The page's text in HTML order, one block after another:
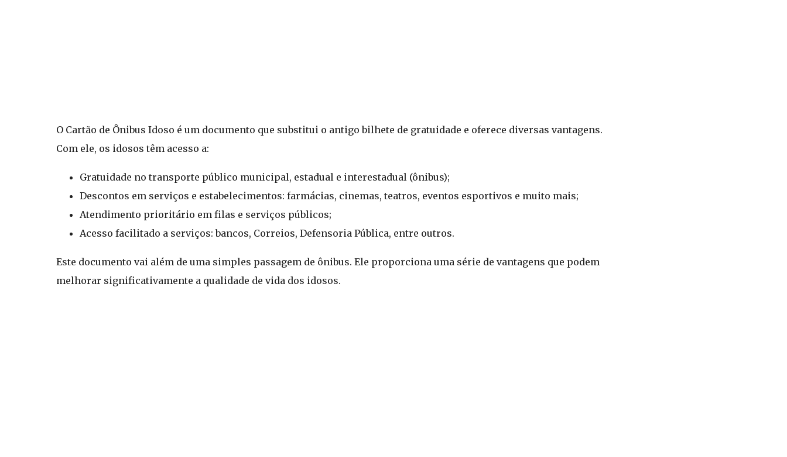
O Cartão de Ônibus Idoso é um documento que substitui o antigo bilhete de gratuidade e oferece diversas vantagens.
Com ele, os idosos têm acesso a:
Gratuidade no transporte público municipal, estadual e interestadual (ônibus);
Descontos em serviços e estabelecimentos: farmácias, cinemas, teatros, eventos esportivos e muito mais;
Atendimento prioritário em filas e serviços públicos;
Acesso facilitado a serviços: bancos, Correios, Defensoria Pública, entre outros.
Este documento vai além de uma simples passagem de ônibus. Ele proporciona uma série de vantagens que podem
melhorar significativamente a qualidade de vida dos idosos.